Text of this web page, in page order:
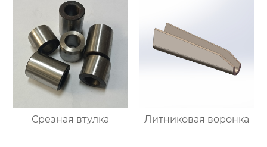
Срезная втулка Литниковая воронка